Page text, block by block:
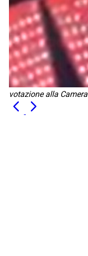
votazione alla Camera